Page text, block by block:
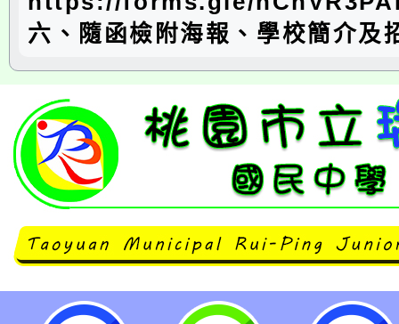
六、隨函檢附海報、學校簡介及
臺中市私立洛克威爾藝術實驗教育